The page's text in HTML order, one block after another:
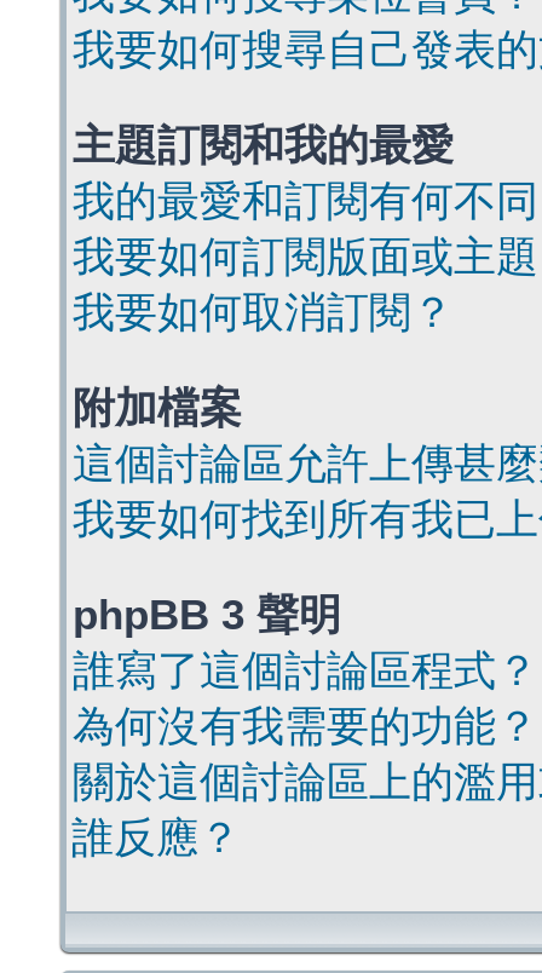
我要如何搜尋自己發表
主題訂閱和我的最愛
我的最愛和訂閱有何不
我要如何訂閱版面或主
我要如何取消訂閱？
附加檔案
這個討論區允許上傳甚
我要如何找到所有我已
phpBB 3 聲明
誰寫了這個討論區程式？
為何沒有我需要的功能？
關於這個討論區上的濫
誰反應？